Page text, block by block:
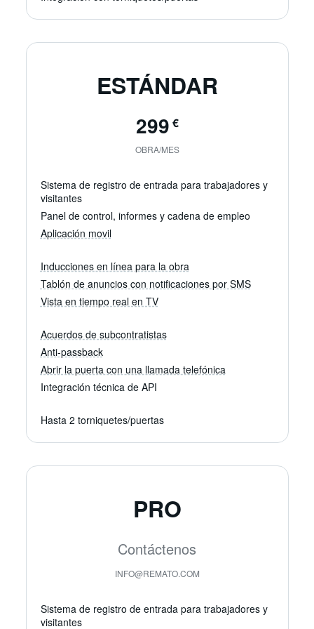
ESTÁNDAR
299 €
OBRA/MES
Sistema de registro de entrada para trabajadores y
visitantes
Panel de control, informes y cadena de empleo
Aplicación movil
Registre la entrada y salida automáticamente según la
Inducciones en línea para la obra
Inducciones digitales para la obra con sus documentos
Los trabajadores y visitantes completan las inducciones en
Leer más
Tablón de anuncios con notificaciones por SMS
Tablón de información en línea para actualizaciones de
Comparta fácilmente actualizaciones importantes con el
Vista en tiempo real en TV
La vista TV de Remato proporciona datos continuamente
Acuerdos de subcontratistas
Acuerdos de subcontratistas
Establezca números de mano de obra previstos para un
Anti-passback
Evite el uso compartido de tarjetas
El anti-passback deshabilita temporalmente una tarjeta
Abrir la puerta con una llamada telefónica
Abrir puertas de vehículos con una llamada telefónica
Los usuarios autorizados pueden abrir puertas
Integración técnica de API
Hasta 2 torniquetes/puertas
PRO
Contáctenos
INFO@REMATO.COM
Sistema de registro de entrada para trabajadores y
visitantes